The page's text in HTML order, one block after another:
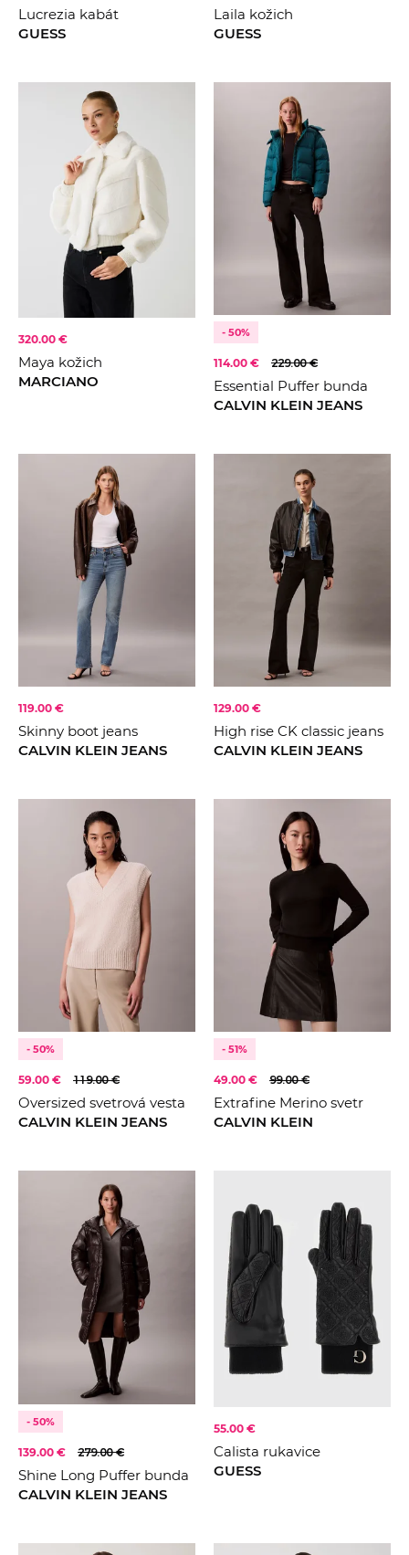
Lucrezia kabát
GUESS
Laila kožich
GUESS
320.00 €
Maya kožich
MARCIANO
- 50%
114.00 € 229.00 €
Essential Puffer bunda
CALVIN KLEIN JEANS
119.00 €
Skinny boot jeans
CALVIN KLEIN JEANS
129.00 €
High rise CK classic jeans
CALVIN KLEIN JEANS
- 50%
59.00 € 119.00 €
Oversized svetrová vesta
CALVIN KLEIN JEANS
- 51%
49.00 € 99.00 €
Extrafine Merino svetr
CALVIN KLEIN
- 50%
139.00 € 279.00 €
Shine Long Puffer bunda
CALVIN KLEIN JEANS
55.00 €
Calista rukavice
GUESS